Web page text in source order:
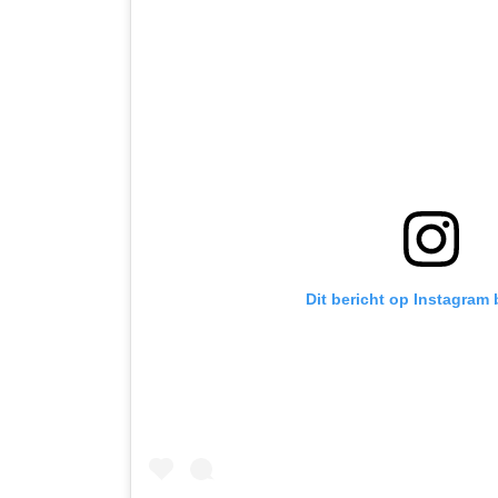
Dit bericht op Instagram